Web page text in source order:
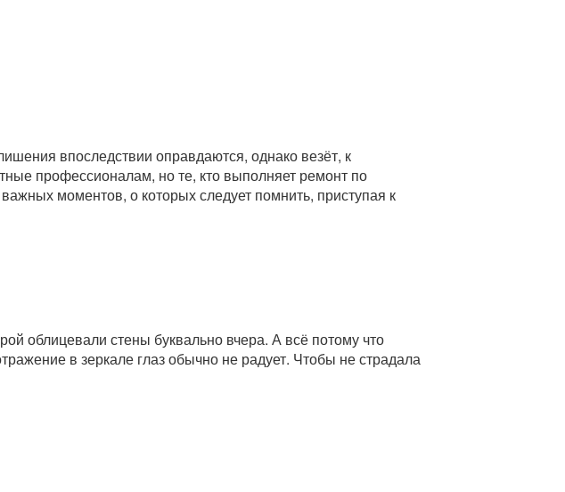
впоследствии оправдаются, однако везёт, к
профессионалам, но те, кто выполняет ремонт по
моментов, о которых следует помнить, приступая к
облицевали стены буквально вчера. А всё потому что
в зеркале глаз обычно не радует. Чтобы не страдала